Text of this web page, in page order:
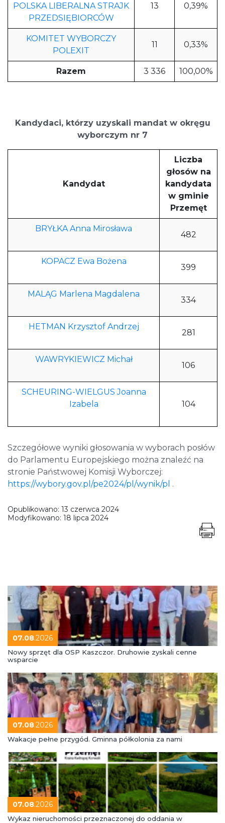
POLSKA LIBERALNA STRAJK
PRZEDSIĘBIORCÓW
13 0,39%
KOMITET WYBORCZY
POLEXIT
11 0,33%
Razem 3 336 100,00%
Kandydaci, którzy uzyskali mandat w okręgu
wyborczym nr 7
Kandydat
Liczba
głosów na
kandydata
w gminie
Przemęt
BRYŁKA Anna Mirosława
482
KOPACZ Ewa Bożena
399
MALĄG Marlena Magdalena
334
HETMAN Krzysztof Andrzej
281
WAWRYKIEWICZ Michał
106
SCHEURING-WIELGUS Joanna
Izabela
104
Szczegółowe wyniki głosowania w wyborach posłów
do Parlamentu Europejskiego można znaleźć na
stronie Państwowej Komisji Wyborczej:
https://wybory.gov.pl/pe2024/pl/wynik/pl .
Opublikowano: 13 czerwca 2024
Modyfikowano: 18 lipca 2024
07.08.2026
Nowy sprzęt dla OSP Kaszczor. Druhowie zyskali cenne
wsparcie
07.08.2026
Wakacje pełne przygód. Gminna półkolonia za nami
07.08.2026
Wykaz nieruchomości przeznaczonej do oddania w